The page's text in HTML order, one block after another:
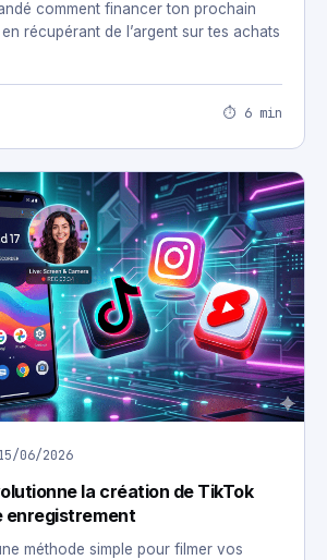
comment financer ton prochain
récupérant de l’argent sur tes achats
⏱ 6 min
06/2026
la création de TikTok
enregistrement
méthode simple pour filmer vos